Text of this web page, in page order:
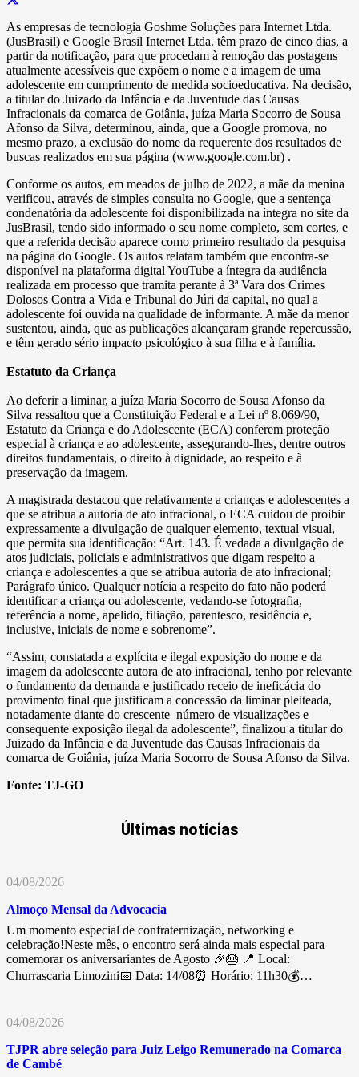
As empresas de tecnologia Goshme Soluções para Internet Ltda.
(JusBrasil) e Google Brasil Internet Ltda. têm prazo de cinco dias, a
partir da notificação, para que procedam à remoção das postagens
atualmente acessíveis que expõem o nome e a imagem de uma
adolescente em cumprimento de medida socioeducativa. Na decisão,
a titular do Juizado da Infância e da Juventude das Causas
Infracionais da comarca de Goiânia, juíza Maria Socorro de Sousa
Afonso da Silva, determinou, ainda, que a Google promova, no
mesmo prazo, a exclusão do nome da requerente dos resultados de
buscas realizados em sua página (www.google.com.br) .
Conforme os autos, em meados de julho de 2022, a mãe da menina
verificou, através de simples consulta no Google, que a sentença
condenatória da adolescente foi disponibilizada na íntegra no site da
JusBrasil, tendo sido informado o seu nome completo, sem cortes, e
que a referida decisão aparece como primeiro resultado da pesquisa
na página do Google. Os autos relatam também que encontra-se
disponível na plataforma digital YouTube a íntegra da audiência
realizada em processo que tramita perante à 3ª Vara dos Crimes
Dolosos Contra a Vida e Tribunal do Júri da capital, no qual a
adolescente foi ouvida na qualidade de informante. A mãe da menor
sustentou, ainda, que as publicações alcançaram grande repercussão,
e têm gerado sério impacto psicológico à sua filha e à família.
Estatuto da Criança
Ao deferir a liminar, a juíza Maria Socorro de Sousa Afonso da
Silva ressaltou que a Constituição Federal e a Lei nº 8.069/90,
Estatuto da Criança e do Adolescente (ECA) conferem proteção
especial à criança e ao adolescente, assegurando-lhes, dentre outros
direitos fundamentais, o direito à dignidade, ao respeito e à
preservação da imagem.
A magistrada destacou que relativamente a crianças e adolescentes a
que se atribua a autoria de ato infracional, o ECA cuidou de proibir
expressamente a divulgação de qualquer elemento, textual visual,
que permita sua identificação: “Art. 143. É vedada a divulgação de
atos judiciais, policiais e administrativos que digam respeito a
criança e adolescentes a que se atribua autoria de ato infracional;
Parágrafo único. Qualquer notícia a respeito do fato não poderá
identificar a criança ou adolescente, vedando-se fotografia,
referência a nome, apelido, filiação, parentesco, residência e,
inclusive, iniciais de nome e sobrenome”.
“Assim, constatada a explícita e ilegal exposição do nome e da
imagem da adolescente autora de ato infracional, tenho por relevante
o fundamento da demanda e justificado receio de ineficácia do
provimento final que justificam a concessão da liminar pleiteada,
notadamente diante do crescente número de visualizações e
consequente exposição ilegal da adolescente”, finalizou a titular do
Juizado da Infância e da Juventude das Causas Infracionais da
comarca de Goiânia, juíza Maria Socorro de Sousa Afonso da Silva.
Fonte: TJ-GO
Últimas notícias
04/08/2026
Almoço Mensal da Advocacia
Um momento especial de confraternização, networking e
celebração!Neste mês, o encontro será ainda mais especial para
comemorar os aniversariantes de Agosto 🎉🎂 📍 Local:
Churrascaria Limozini📅 Data: 14/08⏰ Horário: 11h30💰…
04/08/2026
TJPR abre seleção para Juiz Leigo Remunerado na Comarca
de Cambé